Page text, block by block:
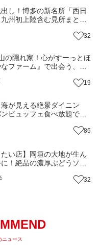
出し！博多の新名所「西日
州初上陸含む見所まとめ
32
の隠れ家！心がすーっとほ
ファーム』で出会う、本
休息地をめぐる旅~】
19
海が見える絶景ダイニン
ビュッフェ食べ放題で大
福岡・糸島市）【まち歩 86
たい店】岡垣の大地が生ん
！絶品の濃厚ぶどうソフ
イナリー』（福岡・岡垣32
ニュース